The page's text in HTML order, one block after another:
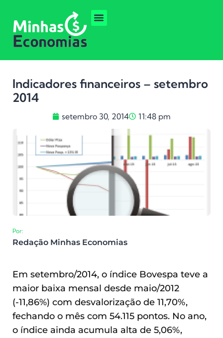
Indicadores financeiros – setembro
2014
setembro 30, 2014 11:48 pm
Por:
Redação Minhas Economias
Em setembro/2014, o índice Bovespa teve a
maior baixa mensal desde maio/2012
(-11,86%) com desvalorização de 11,70%,
fechando o mês com 54.115 pontos. No ano,
o índice ainda acumula alta de 5,06%,